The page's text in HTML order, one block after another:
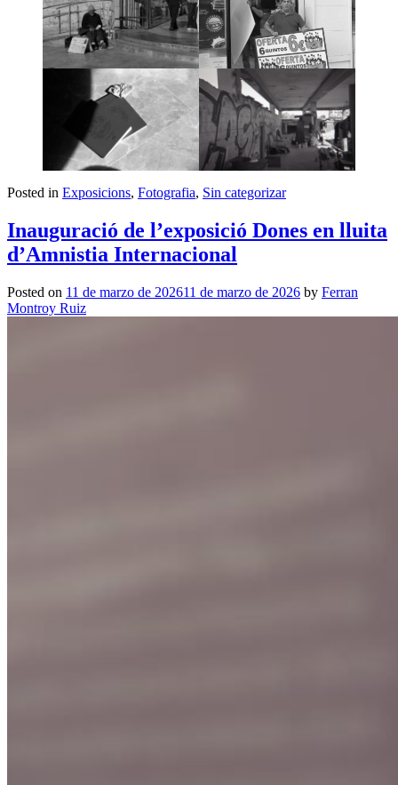
Posted in Exposicions, Fotografia, Sin categorizar
Inauguració de l’exposició Dones en lluita
d’Amnistia Internacional
Posted on 11 de marzo de 202611 de marzo de 2026 by Ferran
Montroy Ruiz